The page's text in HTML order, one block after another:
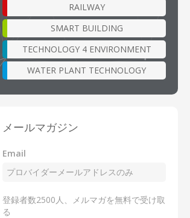
RAILWAY
SMART BUILDING
TECHNOLOGY 4 ENVIRONMENT
WATER PLANT TECHNOLOGY
メールマガジン
Email
登録者数2500人、メルマガを無料で受け取
る